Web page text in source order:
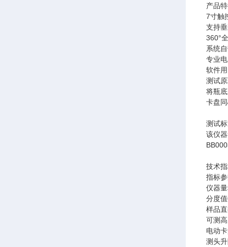
产品
7寸触
支持
360°
系统
专业
软件
测试
将瓶
卡盘
测试
该仪
技术
指标
仪器
分度值
样品
可测
电动
测头